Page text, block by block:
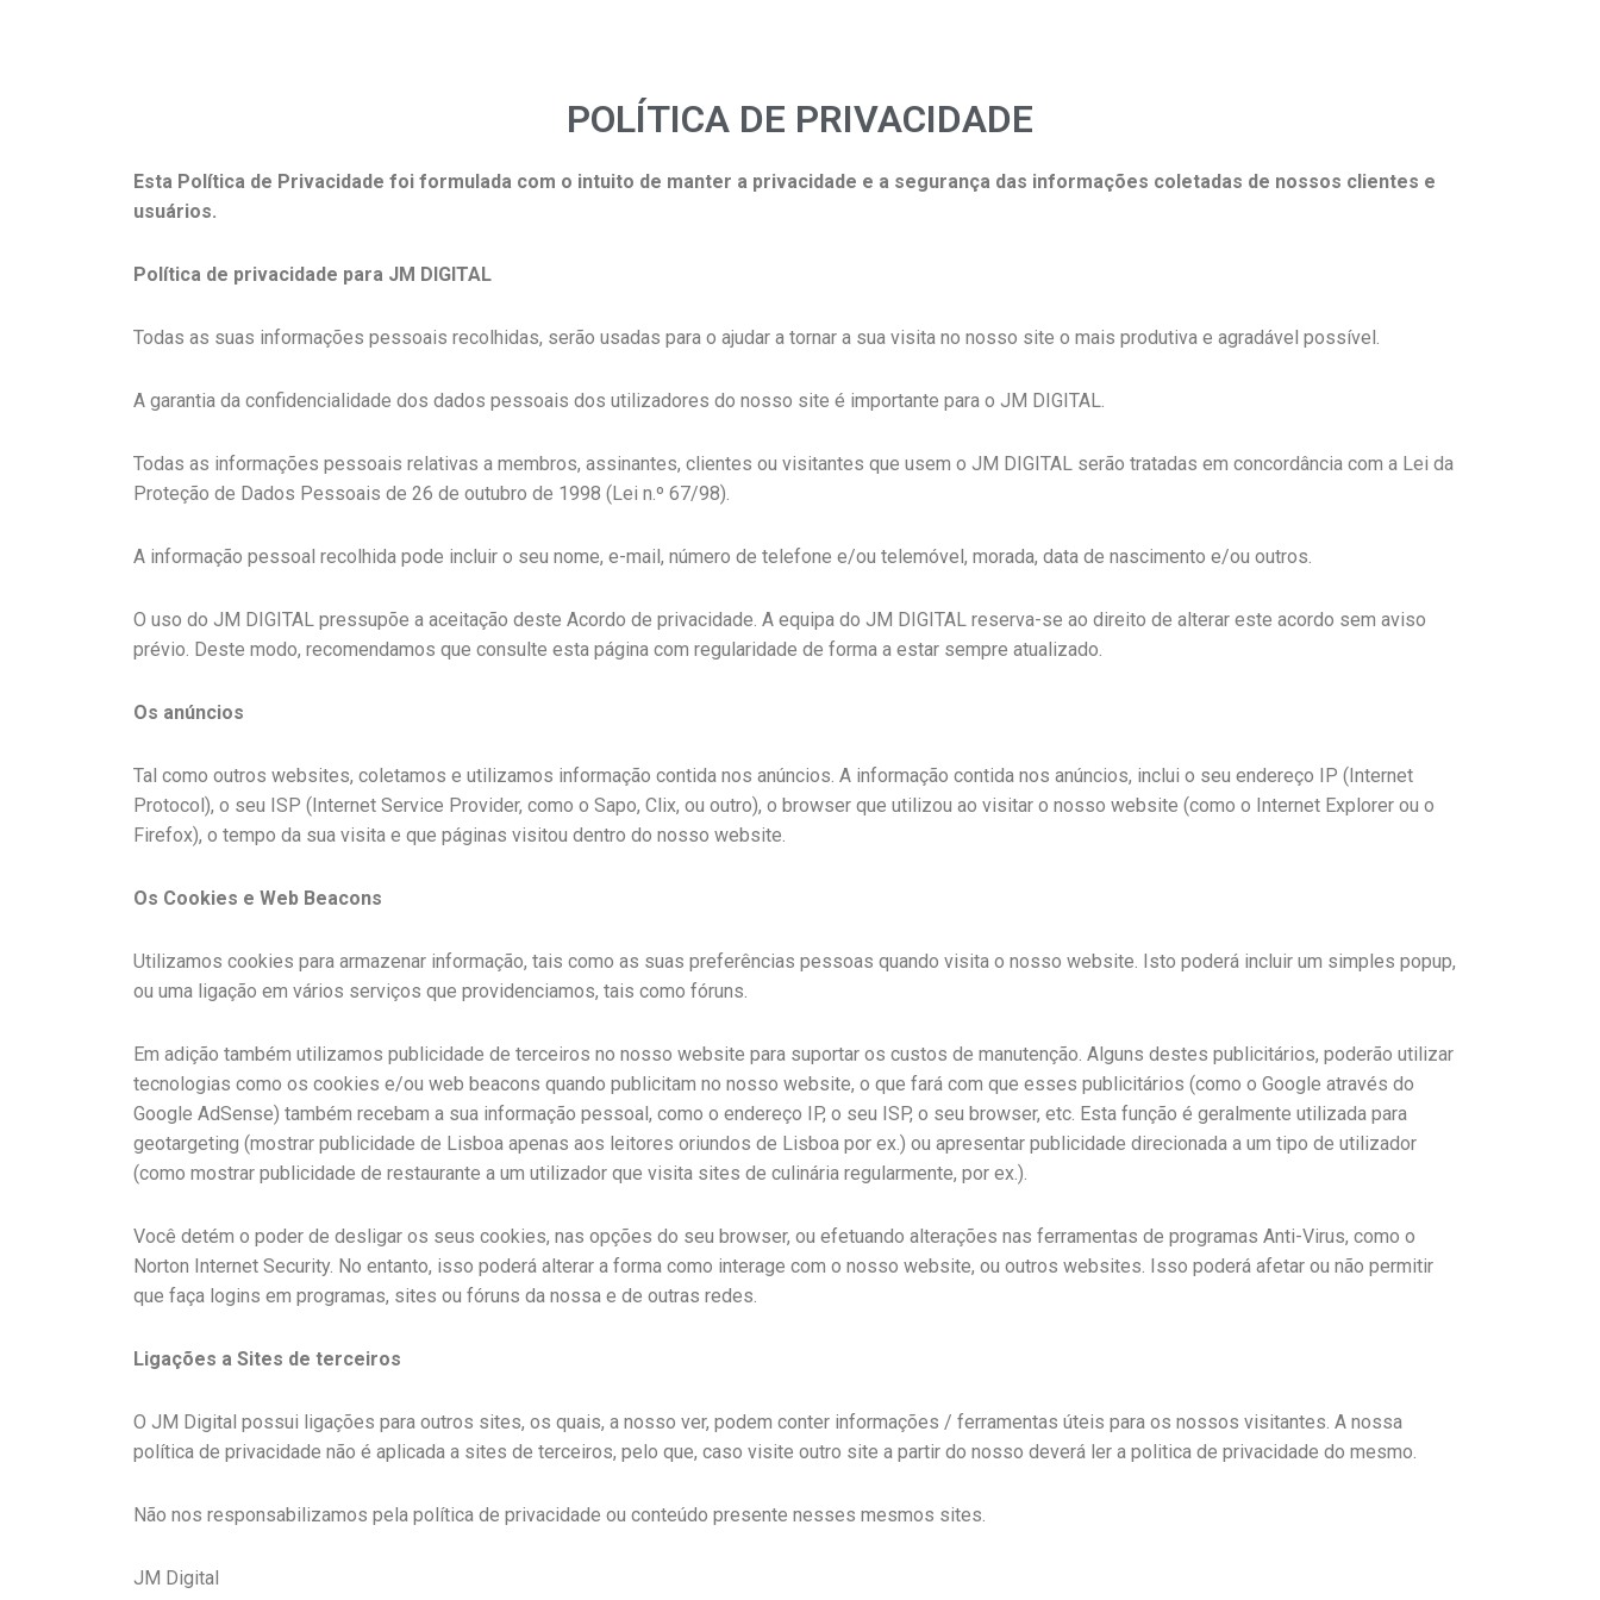
POLÍTICA DE PRIVACIDADE
Esta Política de Privacidade foi formulada com o intuito de manter a privacidade e a segurança das informações coletadas de nossos clientes e
usuários.
Política de privacidade para JM DIGITAL
Todas as suas informações pessoais recolhidas, serão usadas para o ajudar a tornar a sua visita no nosso site o mais produtiva e agradável possível.
A garantia da confidencialidade dos dados pessoais dos utilizadores do nosso site é importante para o JM DIGITAL.
Todas as informações pessoais relativas a membros, assinantes, clientes ou visitantes que usem o JM DIGITAL serão tratadas em concordância com a Lei da
Proteção de Dados Pessoais de 26 de outubro de 1998 (Lei n.º 67/98).
A informação pessoal recolhida pode incluir o seu nome, e-mail, número de telefone e/ou telemóvel, morada, data de nascimento e/ou outros.
O uso do JM DIGITAL pressupõe a aceitação deste Acordo de privacidade. A equipa do JM DIGITAL reserva-se ao direito de alterar este acordo sem aviso
prévio. Deste modo, recomendamos que consulte esta página com regularidade de forma a estar sempre atualizado.
Os anúncios
Tal como outros websites, coletamos e utilizamos informação contida nos anúncios. A informação contida nos anúncios, inclui o seu endereço IP (Internet
Protocol), o seu ISP (Internet Service Provider, como o Sapo, Clix, ou outro), o browser que utilizou ao visitar o nosso website (como o Internet Explorer ou o
Firefox), o tempo da sua visita e que páginas visitou dentro do nosso website.
Os Cookies e Web Beacons
Utilizamos cookies para armazenar informação, tais como as suas preferências pessoas quando visita o nosso website. Isto poderá incluir um simples popup,
ou uma ligação em vários serviços que providenciamos, tais como fóruns.
Em adição também utilizamos publicidade de terceiros no nosso website para suportar os custos de manutenção. Alguns destes publicitários, poderão utilizar
tecnologias como os cookies e/ou web beacons quando publicitam no nosso website, o que fará com que esses publicitários (como o Google através do
Google AdSense) também recebam a sua informação pessoal, como o endereço IP, o seu ISP, o seu browser, etc. Esta função é geralmente utilizada para
geotargeting (mostrar publicidade de Lisboa apenas aos leitores oriundos de Lisboa por ex.) ou apresentar publicidade direcionada a um tipo de utilizador
(como mostrar publicidade de restaurante a um utilizador que visita sites de culinária regularmente, por ex.).
Você detém o poder de desligar os seus cookies, nas opções do seu browser, ou efetuando alterações nas ferramentas de programas Anti-Virus, como o
Norton Internet Security. No entanto, isso poderá alterar a forma como interage com o nosso website, ou outros websites. Isso poderá afetar ou não permitir
que faça logins em programas, sites ou fóruns da nossa e de outras redes.
Ligações a Sites de terceiros
O JM Digital possui ligações para outros sites, os quais, a nosso ver, podem conter informações / ferramentas úteis para os nossos visitantes. A nossa
política de privacidade não é aplicada a sites de terceiros, pelo que, caso visite outro site a partir do nosso deverá ler a politica de privacidade do mesmo.
Não nos responsabilizamos pela política de privacidade ou conteúdo presente nesses mesmos sites.
JM Digital